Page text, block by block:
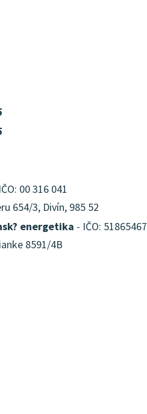
00 316 041
654/3, Divín, 985 52
energetika - IČO: 51865467
8591/4B